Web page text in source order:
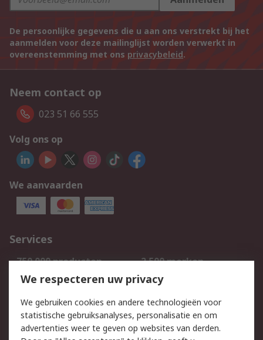
De persoonlijke gegevens die u aan ons verstrekt bij het
aanmelden voor deze mailinglijst worden verwerkt in
overeenstemming met ons privacybeleid.
Neem contact op
023 51 66 555
Volg ons op
We aanvaarden
Services
750.000 producten
2.500 merken
Bestellen
Inkoopoplossingen
Track & Trace
We respecteren uw privacy
We gebruiken cookies en andere technologieën voor
statistische gebruiksanalyses, personalisatie en om
advertenties weer te geven op websites van derden.